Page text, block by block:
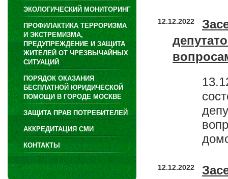
ЭКОЛОГИЧЕСКИЙ МОНИТОРИНГ
ПРОФИЛАКТИКА ТЕРРОРИЗМА
И ЭКСТРЕМИЗМА,
ПРЕДУПРЕЖДЕНИЕ И ЗАЩИТА
ЖИТЕЛЕЙ ОТ ЧРЕЗВЫЧАЙНЫХ
СИТУАЦИЙ
ПОРЯДОК ОКАЗАНИЯ
БЕСПЛАТНОЙ ЮРИДИЧЕСКОЙ
ПОМОЩИ В ГОРОДЕ МОСКВЕ
ЗАЩИТА ПРАВ ПОТРЕБИТЕЛЕЙ
АККРЕДИТАЦИЯ СМИ
КОНТАКТЫ
12.12.2022
12.12.2022